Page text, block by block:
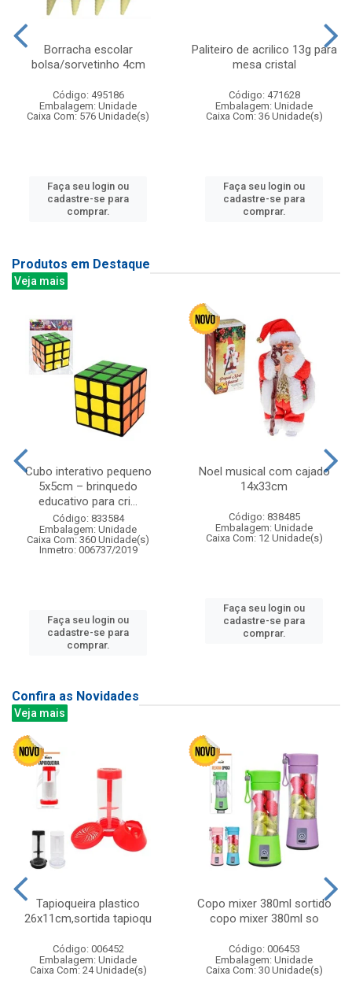
Borracha escolar
bolsa/sorvetinho 4cm
Código: 495186
Embalagem: Unidade
Caixa Com: 576 Unidade(s)
Faça seu login ou
cadastre-se para
comprar.
Paliteiro de acrilico 13g para
mesa cristal
Código: 471628
Embalagem: Unidade
Caixa Com: 36 Unidade(s)
Faça seu login ou
cadastre-se para
comprar.
Produtos em Destaque
Veja mais
Cubo interativo pequeno
5x5cm – brinquedo
educativo para cri...
Código: 833584
Embalagem: Unidade
Caixa Com: 360 Unidade(s)
Inmetro: 006737/2019
Faça seu login ou
cadastre-se para
comprar.
Noel musical com cajado
14x33cm
Código: 838485
Embalagem: Unidade
Caixa Com: 12 Unidade(s)
Faça seu login ou
cadastre-se para
comprar.
Confira as Novidades
Veja mais
Tapioqueira plastico
26x11cm,sortida tapioqu
Código: 006452
Embalagem: Unidade
Caixa Com: 24 Unidade(s)
Copo mixer 380ml sortido
copo mixer 380ml so
Código: 006453
Embalagem: Unidade
Caixa Com: 30 Unidade(s)